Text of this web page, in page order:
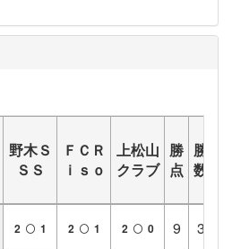
野木Ｓ
ＳＳ
ＦＣＲ
ｉｓｏ
上松山
クラブ
勝
点
勝
数
2 1 2 1 2 0 9 3